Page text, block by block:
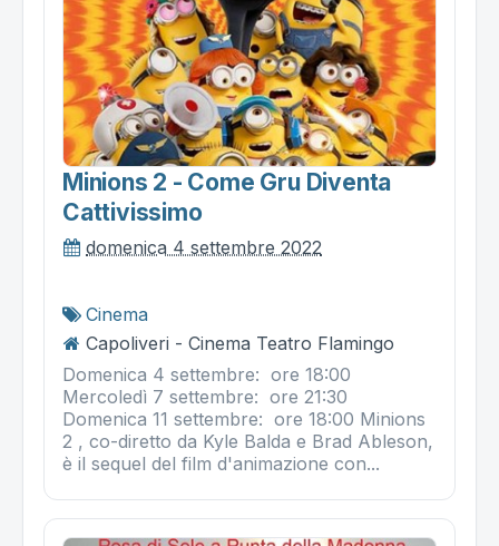
Minions 2 - Come Gru Diventa
Cattivissimo
domenica 4 settembre 2022
Cinema
Capoliveri - Cinema Teatro Flamingo
Domenica 4 settembre: ore 18:00
Mercoledì 7 settembre: ore 21:30
Domenica 11 settembre: ore 18:00 Minions
2 , co-diretto da Kyle Balda e Brad Ableson,
è il sequel del film d'animazione con...